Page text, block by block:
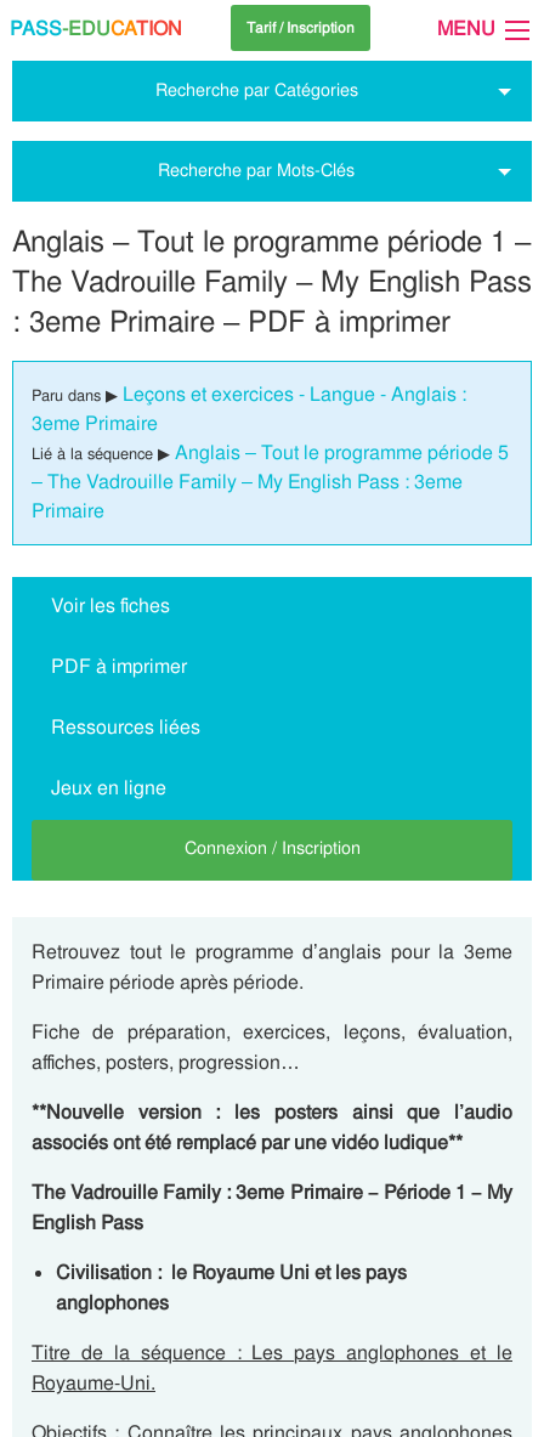
PASS-EDUCATION Tarif / Inscription MENU
Recherche par Catégories
Recherche par Mots-Clés
Anglais – Tout le programme période 1 –
The Vadrouille Family – My English Pass
: 3eme Primaire – PDF à imprimer
Paru dans ▶ Leçons et exercices - Langue - Anglais :
3eme Primaire
Lié à la séquence ▶ Anglais – Tout le programme période 5
– The Vadrouille Family – My English Pass : 3eme
Primaire
Voir les fiches
PDF à imprimer
Ressources liées
Jeux en ligne
Connexion / Inscription
Retrouvez tout le programme d’anglais pour la 3eme
Primaire période après période.
Fiche de préparation, exercices, leçons, évaluation,
affiches, posters, progression…
**Nouvelle version : les posters ainsi que l’audio
associés ont été remplacé par une vidéo ludique**
The Vadrouille Family : 3eme Primaire – Période 1 – My
English Pass
Civilisation : le Royaume Uni et les pays
anglophones
Titre de la séquence : Les pays anglophones et le
Royaume-Uni.